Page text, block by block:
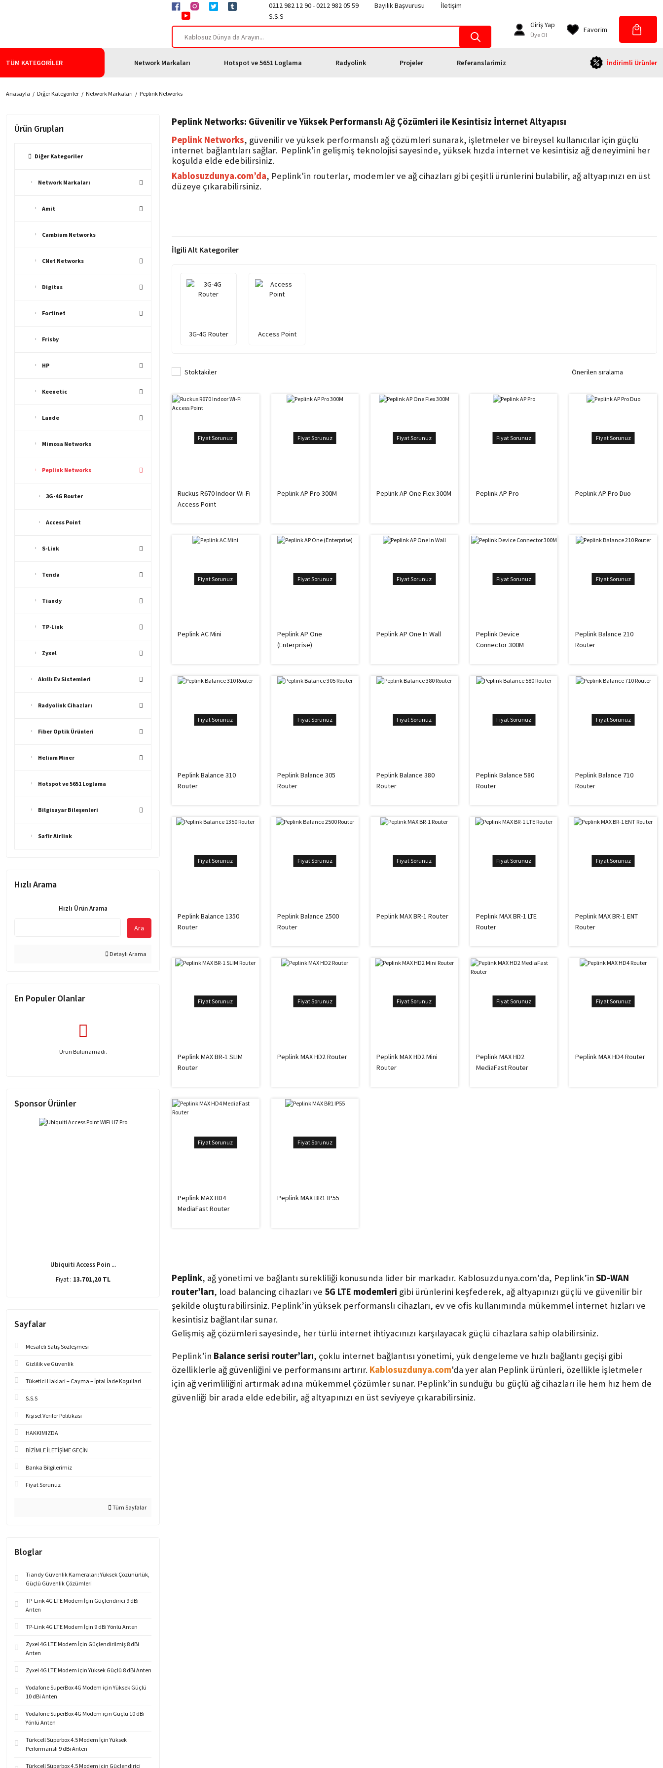
0212 982 12 90 - 0212 982 05 59 Bayilik Başvurusu
İletişim
S.S.S
Giriş Yap
Üye Ol
Favorim
TÜM KATEGORİLER Network Markaları Hotspot ve 5651 Loglama Radyolink Projeler Referanslarimiz İndirimli Ürünler
Anasayfa Diğer Kategoriler Network Markaları Peplink Networks
Ürün Grupları
Diğer Kategoriler
Network Markaları
Amit
Cambium Networks
CNet Networks
Digitus
Fortinet
Frisby
HP
Keenetic
Lande
Mimosa Networks
Peplink Networks
3G-4G Router
Access Point
S-Link
Tenda
Tiandy
TP-Link
Zyxel
Akıllı Ev Sistemleri
Radyolink Cihazları
Fiber Optik Ürünleri
Helium Miner
Hotspot ve 5651 Loglama
Bilgisayar Bileşenleri
Safir Airlink
Hızlı Arama
Hızlı Ürün Arama
Ara
Detaylı Arama
En Populer Olanlar
Ürün Bulunamadı.
Sponsor Ürünler
Ubiquiti Access Poin ...
Fiyat : 13.701,20 TL
Sayfalar
Mesafeli Satış Sözleşmesi
Gizlilik ve Güvenlik
Tüketici Haklari – Cayma – İptal İade Koşullari
S.S.S
Kişisel Veriler Politikası
HAKKIMIZDA
BİZİMLE İLETİŞİME GEÇİN
Banka Bilgilerimiz
Fiyat Sorunuz
Tüm Sayfalar
Bloglar
Tiandy Güvenlik Kameraları: Yüksek Çözünürlük,
Güçlü Güvenlik Çözümleri
TP-Link 4G LTE Modem İçin Güçlendirici 9 dBi
Anten
TP-Link 4G LTE Modem İçin 9 dBi Yönlü Anten
Zyxel 4G LTE Modem İçin Güçlendirilmiş 8 dBi
Anten
Zyxel 4G LTE Modem için Yüksek Güçlü 8 dBi Anten
Vodafone SuperBox 4G Modem için Yüksek Güçlü
10 dBi Anten
Vodafone SuperBox 4G Modem için Güçlü 10 dBi
Yönlü Anten
Türkcell Süperbox 4.5 Modem İçin Yüksek
Performanslı 9 dBi Anten
Türkcell Süperbox 4.5 Modem için Güçlendirici
Peplink Networks: Güvenilir ve Yüksek Performanslı Ağ Çözümleri ile Kesintisiz İnternet Altyapısı
Peplink Networks, güvenilir ve yüksek performanslı ağ çözümleri sunarak, işletmeler ve bireysel kullanıcılar için güçlü
internet bağlantıları sağlar. Peplink'in gelişmiş teknolojisi sayesinde, yüksek hızda internet ve kesintisiz ağ deneyimini her
koşulda elde edebilirsiniz.
Kablosuzdunya.com’da, Peplink'in routerlar, modemler ve ağ cihazları gibi çeşitli ürünlerini bulabilir, ağ altyapınızı en üst
düzeye çıkarabilirsiniz.
İlgili Alt Kategoriler
3G-4G Router Access Point
Stoktakiler
Fiyat Sorunuz
Ruckus R670 Indoor Wi-Fi
Access Point
Fiyat Sorunuz
Peplink AP Pro 300M
Fiyat Sorunuz
Peplink AP One Flex 300M
Fiyat Sorunuz
Peplink AP Pro
Fiyat Sorunuz
Peplink AP Pro Duo
Fiyat Sorunuz
Peplink AC Mini
Fiyat Sorunuz
Peplink AP One
(Enterprise)
Fiyat Sorunuz
Peplink AP One In Wall
Fiyat Sorunuz
Peplink Device
Connector 300M
Fiyat Sorunuz
Peplink Balance 210
Router
Fiyat Sorunuz
Peplink Balance 310
Router
Fiyat Sorunuz
Peplink Balance 305
Router
Fiyat Sorunuz
Peplink Balance 380
Router
Fiyat Sorunuz
Peplink Balance 580
Router
Fiyat Sorunuz
Peplink Balance 710
Router
Fiyat Sorunuz
Peplink Balance 1350
Router
Fiyat Sorunuz
Peplink Balance 2500
Router
Fiyat Sorunuz
Peplink MAX BR-1 Router
Fiyat Sorunuz
Peplink MAX BR-1 LTE
Router
Fiyat Sorunuz
Peplink MAX BR-1 ENT
Router
Fiyat Sorunuz
Peplink MAX BR-1 SLIM
Router
Fiyat Sorunuz
Peplink MAX HD2 Router
Fiyat Sorunuz
Peplink MAX HD2 Mini
Router
Fiyat Sorunuz
Peplink MAX HD2
MediaFast Router
Fiyat Sorunuz
Peplink MAX HD4 Router
Fiyat Sorunuz
Peplink MAX HD4
MediaFast Router
Fiyat Sorunuz
Peplink MAX BR1 IP55
Peplink, ağ yönetimi ve bağlantı sürekliliği konusunda lider bir markadır. Kablosuzdunya.com'da, Peplink’in SD-WAN
router’ları, load balancing cihazları ve 5G LTE modemleri gibi ürünlerini keşfederek, ağ altyapınızı güçlü ve güvenilir bir
şekilde oluşturabilirsiniz. Peplink’in yüksek performanslı cihazları, ev ve ofis kullanımında mükemmel internet hızları ve
kesintisiz bağlantılar sunar.
Gelişmiş ağ çözümleri sayesinde, her türlü internet ihtiyacınızı karşılayacak güçlü cihazlara sahip olabilirsiniz.
Peplink’in Balance serisi router’ları, çoklu internet bağlantısı yönetimi, yük dengeleme ve hızlı bağlantı geçişi gibi
özelliklerle ağ güvenliğini ve performansını artırır. Kablosuzdunya.com'da yer alan Peplink ürünleri, özellikle işletmeler
için ağ verimliliğini artırmak adına mükemmel çözümler sunar. Peplink’in sunduğu bu güçlü ağ cihazları ile hem hız hem de
güvenliği bir arada elde edebilir, ağ altyapınızı en üst seviyeye çıkarabilirsiniz.